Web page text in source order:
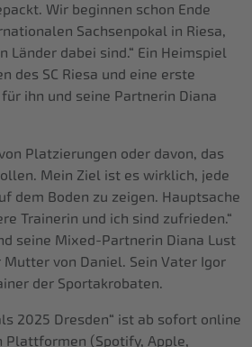
Wir beginnen schon Ende
Sachsenpokal in Riesa,
Länder dabei sind.“ Ein Heimspiel
des SC Riesa und eine erste
ihn und seine Partnerin Diana
Platzierungen oder davon, das
Mein Ziel ist es wirklich, jede
dem Boden zu zeigen. Hauptsache
Trainerin und ich sind zufrieden.“
seine Mixed-Partnerin Diana Lust
von Daniel. Sein Vater Igor
der Sportakrobaten.
2025 Dresden“ ist ab sofort online
Plattformen (Spotify, Apple,